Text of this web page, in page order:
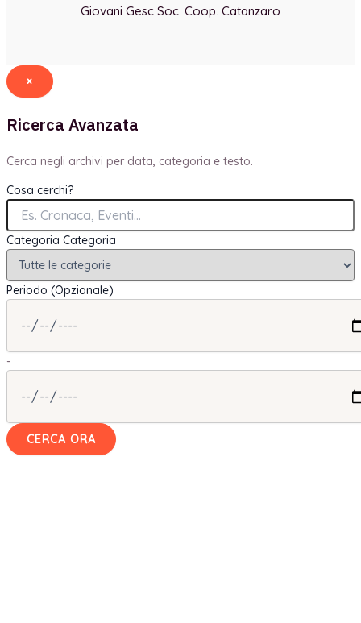
Giovani Gesc Soc. Coop. Catanzaro
×
Ricerca Avanzata
Cerca negli archivi per data, categoria e testo.
Cosa cerchi?
Categoria Categoria
Periodo (Opzionale)
-
CERCA ORA